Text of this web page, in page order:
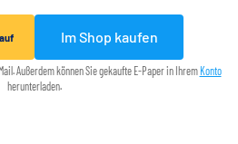
Im Shop kaufen
Außerdem können Sie gekaufte E-Paper in Ihrem Konto
herunterladen.